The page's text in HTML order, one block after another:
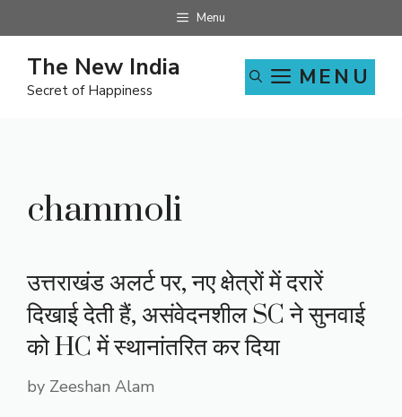
to
content
Menu
The New India
Secret of Happiness MENU
chammoli
उत्तराखंड अलर्ट पर, नए क्षेत्रों में दरारें
दिखाई देती हैं, असंवेदनशील SC ने सुनवाई
को HC में स्थानांतरित कर दिया
by Zeeshan Alam